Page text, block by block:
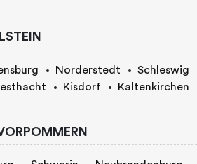
Norderstedt
Schleswig
Kisdorf
Kaltenkirchen